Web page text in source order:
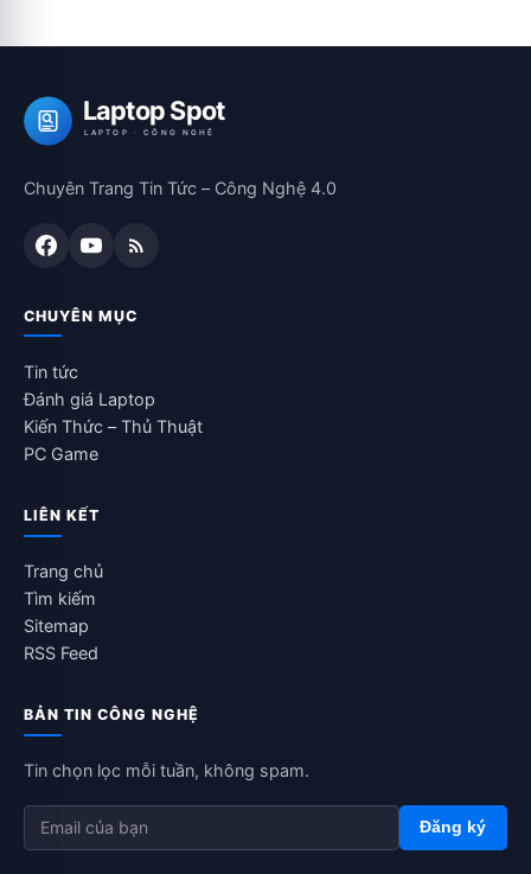
Laptop Spot
LAPTOP · CÔNG NGHỆ
Chuyên Trang Tin Tức – Công Nghệ 4.0
CHUYÊN MỤC
Tin tức
Đánh giá Laptop
Kiến Thức – Thủ Thuật
PC Game
LIÊN KẾT
Trang chủ
Tìm kiếm
Sitemap
RSS Feed
BẢN TIN CÔNG NGHỆ
Tin chọn lọc mỗi tuần, không spam.
Đăng ký